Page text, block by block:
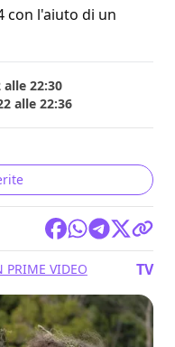
con l'aiuto di un
22:30
alle 22:36
PRIME VIDEO TV